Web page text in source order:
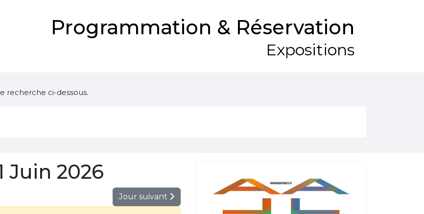
Programmation & Réservation
Expositions
recherche ci-dessous.
Juin 2026
Jour suivant